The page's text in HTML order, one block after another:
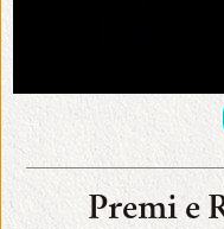
•
Premi
e
Riconoscimenti
Premi e